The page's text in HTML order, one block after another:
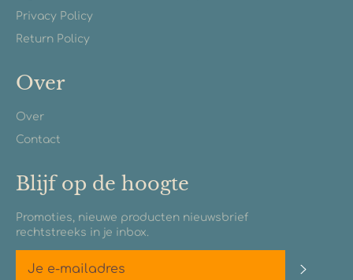
Privacy Policy
Return Policy
Over
Over
Contact
Blijf op de hoogte
Promoties, nieuwe producten nieuwsbrief
rechtstreeks in je inbox.